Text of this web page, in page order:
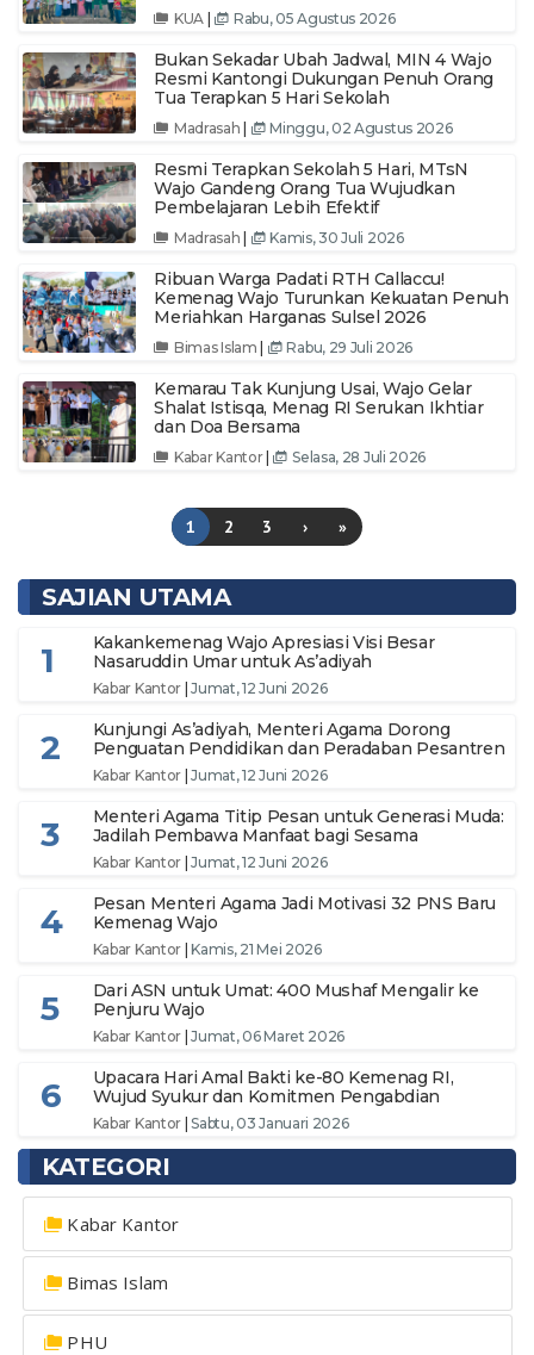
KUA | Rabu, 05 Agustus 2026
Bukan Sekadar Ubah Jadwal, MIN 4 Wajo
Resmi Kantongi Dukungan Penuh Orang
Tua Terapkan 5 Hari Sekolah
Madrasah | Minggu, 02 Agustus 2026
Resmi Terapkan Sekolah 5 Hari, MTsN
Wajo Gandeng Orang Tua Wujudkan
Pembelajaran Lebih Efektif
Madrasah | Kamis, 30 Juli 2026
Ribuan Warga Padati RTH Callaccu!
Kemenag Wajo Turunkan Kekuatan Penuh
Meriahkan Harganas Sulsel 2026
Bimas Islam | Rabu, 29 Juli 2026
Kemarau Tak Kunjung Usai, Wajo Gelar
Shalat Istisqa, Menag RI Serukan Ikhtiar
dan Doa Bersama
Kabar Kantor| Selasa, 28 Juli 2026
1 2 3 › »
SAJIAN UTAMA
1
Kakankemenag Wajo Apresiasi Visi Besar
Nasaruddin Umar untuk As’adiyah
Kabar Kantor |Jumat, 12 Juni 2026
2
Kunjungi As’adiyah, Menteri Agama Dorong
Penguatan Pendidikan dan Peradaban Pesantren
Kabar Kantor |Jumat, 12 Juni 2026
3
Menteri Agama Titip Pesan untuk Generasi Muda:
Jadilah Pembawa Manfaat bagi Sesama
Kabar Kantor |Jumat, 12 Juni 2026
4
Pesan Menteri Agama Jadi Motivasi 32 PNS Baru
Kemenag Wajo
Kabar Kantor |Kamis, 21 Mei 2026
5
Dari ASN untuk Umat: 400 Mushaf Mengalir ke
Penjuru Wajo
Kabar Kantor |Jumat, 06 Maret 2026
6
Upacara Hari Amal Bakti ke-80 Kemenag RI,
Wujud Syukur dan Komitmen Pengabdian
Kabar Kantor |Sabtu, 03 Januari 2026
KATEGORI
Kabar Kantor
Bimas Islam
PHU